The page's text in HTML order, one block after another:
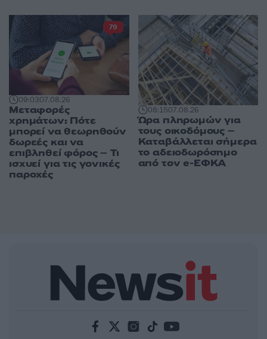
09:0307.08.26
Μεταφορές
χρημάτων: Πότε
μπορεί να θεωρηθούν
δωρεές και να
επιβληθεί φόρος – Τι
ισχυεί για τις γονικές
παροχές
79
08:1507.08.26
Ώρα πληρωμών για
τους οικοδόμους –
Καταβάλλεται σήμερα
το αδειοδωρόσημο
από τον e-ΕΦΚΑ